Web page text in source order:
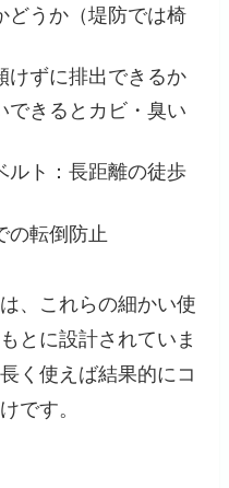
どうか（堤防では椅
けずに排出できるか
できるとカビ・臭い
ルト：長距離の徒歩
の転倒防止
、これらの細かい使
とに設計されていま
く使えば結果的にコ
です。